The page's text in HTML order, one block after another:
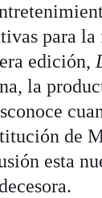
para la
edición,
la
de
esta